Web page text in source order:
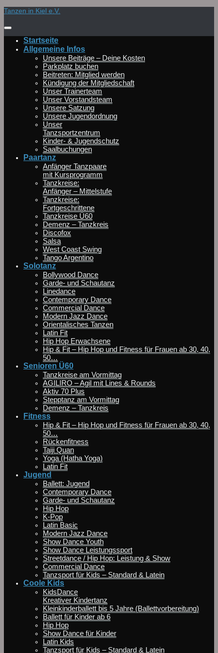
Zum
springen
Tanzen in Kiel e.V.
Startseite
Allgemeine Infos
Unsere Beiträge – Deine Kosten
Parkplatz buchen
Beitreten: Mitglied werden
Kündigung der Mitgliedschaft
Unser Trainerteam
Unser Vorstandsteam
Unsere Satzung
Unsere Jugendordnung
Unser
Tanzsportzentrum
Kinder- & Jugendschutz
Saalbuchungen
Paartanz
Anfänger Tanzpaare
mit Kursprogramm
Tanzkreise:
Anfänger – Mittelstufe
Tanzkreise:
Fortgeschrittene
Tanzkreise Ü60
Demenz – Tanzkreis
Discofox
Salsa
West Coast Swing
Tango Argentino
Solotanz
Bollywood Dance
Garde- und Schautanz
Linedance
Contemporary Dance
Commercial Dance
Modern Jazz Dance
Orientalisches Tanzen
Latin Fit
Hip Hop Erwachsene
Hip & Fit – Hip Hop und Fitness für Frauen ab 30, 40,
50…
Senioren Ü60
Tanzkreise am Vormittag
AGILIRO – Agil mit Lines & Rounds
Aktiv 70 Plus
Stepptanz am Vormittag
Demenz – Tanzkreis
Fitness
Hip & Fit – Hip Hop und Fitness für Frauen ab 30, 40,
50…
Rückenfitness
Taiji Quan
Yoga (Hatha Yoga)
Latin Fit
Jugend
Ballett: Jugend
Contemporary Dance
Garde- und Schautanz
Hip Hop
K-Pop
Latin Basic
Modern Jazz Dance
Show Dance Youth
Show Dance Leistungssport
Streetdance / Hip Hop: Leistung & Show
Commercial Dance
Tanzsport für Kids – Standard & Latein
Coole Kids
KidsDance
Kreativer Kindertanz
Kleinkinderballett bis 5 Jahre (Ballettvorbereitung)
Ballett für Kinder ab 6
Hip Hop
Show Dance für Kinder
Latin Kids
Tanzsport für Kids – Standard & Latein